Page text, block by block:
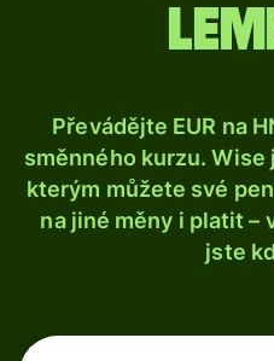
Převádějte EUR na
směnného kurzu.
kterým můžete své
na jiné měny i platit –
jste